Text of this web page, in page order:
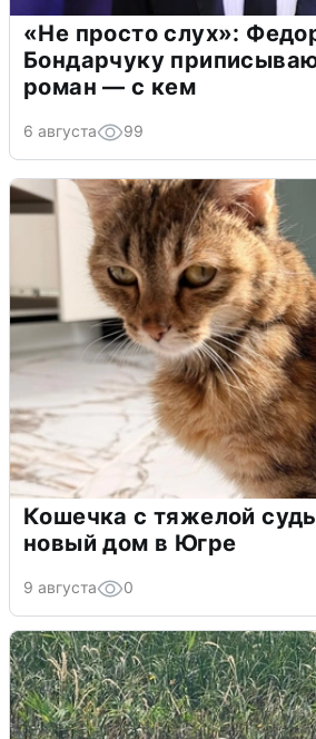
«Не просто слух»:
Бондарчуку
роман — с кем
6 августа 99
Кошечка с тяжелой
новый дом в Югре
9 августа 0